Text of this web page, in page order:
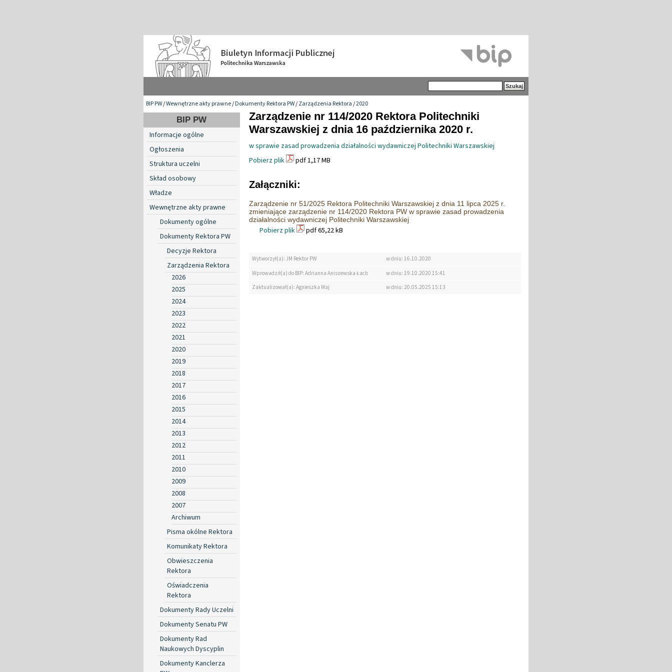
BIP PW/Wewnętrzne akty prawne/Dokumenty Rektora PW/Zarządzenia Rektora/2020
BIP PW
Informacje ogólne
Ogłoszenia
Struktura uczelni
Skład osobowy
Władze
Wewnętrzne akty prawne
Dokumenty ogólne
Dokumenty Rektora PW
Decyzje Rektora
Zarządzenia Rektora
2026
2025
2024
2023
2022
2021
2020
2019
2018
2017
2016
2015
2014
2013
2012
2011
2010
2009
2008
2007
Archiwum
Pisma okólne Rektora
Komunikaty Rektora
Obwieszczenia
Rektora
Oświadczenia
Rektora
Dokumenty Rady Uczelni
Dokumenty Senatu PW
Dokumenty Rad
Naukowych Dyscyplin
Dokumenty Kanclerza
Zarządzenie nr 114/2020 Rektora Politechniki
Warszawskiej z dnia 16 października 2020 r.
w sprawie zasad prowadzenia działalności wydawniczej Politechniki Warszawskiej
Pobierz plik
pdf 1,17 MB
Załączniki:
Zarządzenie nr 51/2025 Rektora Politechniki Warszawskiej z dnia 11 lipca 2025 r.
zmieniające zarządzenie nr 114/2020 Rektora PW w sprawie zasad prowadzenia
działalności wydawniczej Politechniki Warszawskiej
Pobierz plik pdf 65,22 kB
Wytworzył(a): JM Rektor PW
w dniu: 16.10.2020
Wprowadził(a) do BIP: Adrianna Aniszewska Łach
w dniu: 19.10.2020 15:41
Zaktualizował(a): Agnieszka Maj
w dniu: 20.05.2025 15:13